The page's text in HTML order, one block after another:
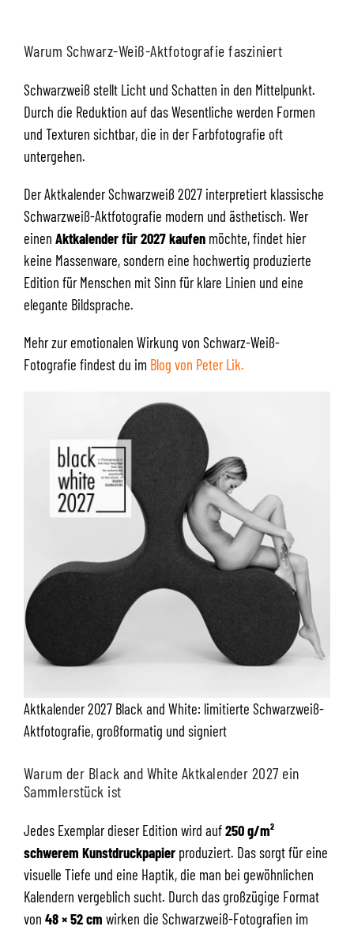
Warum Schwarz-Weiß-Aktfotografie fasziniert
Schwarzweiß stellt Licht und Schatten in den Mittelpunkt.
Durch die Reduktion auf das Wesentliche werden Formen
und Texturen sichtbar, die in der Farbfotografie oft
untergehen.
Der Aktkalender Schwarzweiß 2027 interpretiert klassische
Schwarzweiß-Aktfotografie modern und ästhetisch. Wer
einen Aktkalender für 2027 kaufenmöchte, findet hier
keine Massenware, sondern eine hochwertig produzierte
Edition für Menschen mit Sinn für klare Linien und eine
elegante Bildsprache.
Mehr zur emotionalen Wirkung von Schwarz-Weiß-
Fotografie findest du im Blog von Peter Lik.
Aktkalender 2027 Black and White: limitierte Schwarzweiß-
Aktfotografie, großformatig und signiert
Warum der Black and White Aktkalender 2027 ein
Sammlerstück ist
Jedes Exemplar dieser Edition wird auf250 g/m²
schwerem Kunstdruckpapierproduziert. Das sorgt für eine
visuelle Tiefe und eine Haptik, die man bei gewöhnlichen
Kalendern vergeblich sucht. Durch das großzügige Format
von 48 × 52 cm wirken die Schwarzweiß-Fotografien im